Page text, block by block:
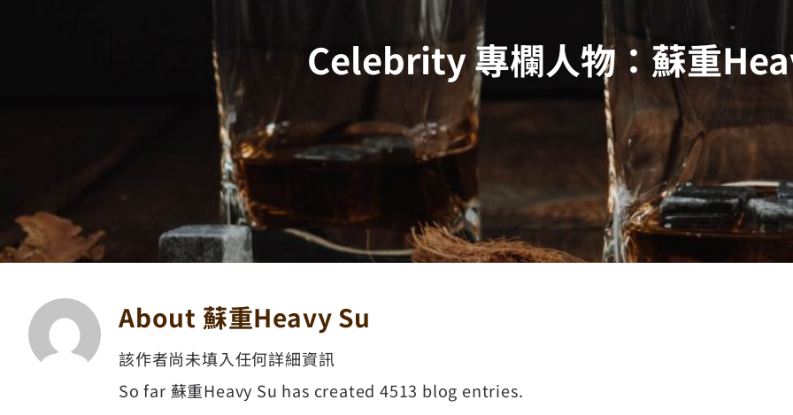
Celebrity 專欄人物：蘇重
About 蘇重Heavy Su
該作者尚未填入任何詳細資訊
So far 蘇重Heavy Su has created 4513 blog entries.